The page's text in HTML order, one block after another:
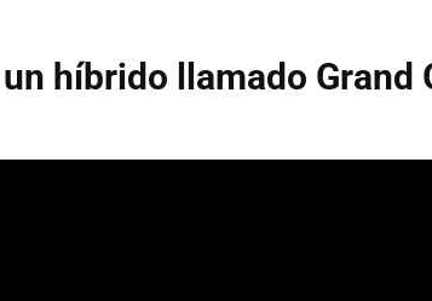
híbrido llamado Grand